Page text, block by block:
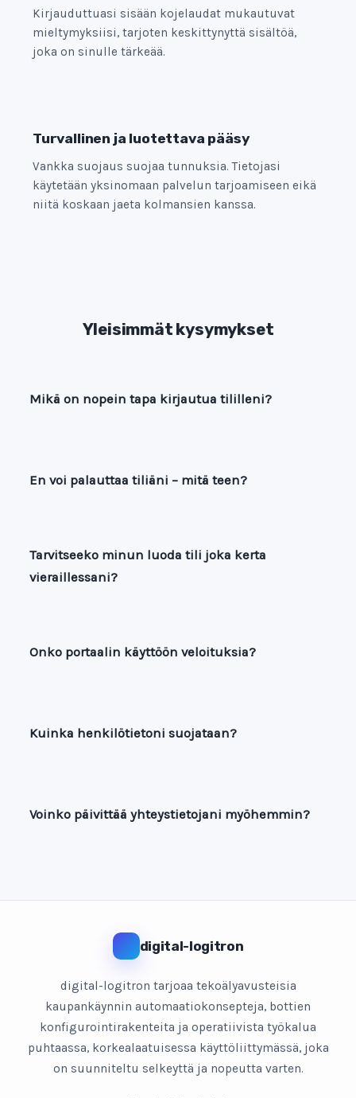
Kirjauduttuasi sisään kojelaudat mukautuvat
mieltymyksiisi, tarjoten keskittynyttä sisältöä,
joka on sinulle tärkeää.
Turvallinen ja luotettava pääsy
Vankka suojaus suojaa tunnuksia. Tietojasi
käytetään yksinomaan palvelun tarjoamiseen eikä
niitä koskaan jaeta kolmansien kanssa.
Yleisimmät kysymykset
Mikä on nopein tapa kirjautua tililleni?
En voi palauttaa tiliäni – mitä teen?
Tarvitseeko minun luoda tili joka kerta
vieraillessani?
Onko portaalin käyttöön veloituksia?
Kuinka henkilötietoni suojataan?
Voinko päivittää yhteystietojani myöhemmin?
digital-logitron
digital-logitron tarjoaa tekoälyavusteisia
kaupankäynnin automaatiokonsepteja, bottien
konfigurointirakenteita ja operatiivista työkalua
puhtaassa, korkealaatuisessa käyttöliittymässä, joka
on suunniteltu selkeyttä ja nopeutta varten.